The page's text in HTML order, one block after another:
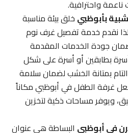
واحترافية.
بأبوظبيخلق بيئة مناسبة
نقدم خدمة تفصيل غرف نوم
جودة الخدمات المقدمة
بطابقين أو أسرة على شكل
بمتانة الخشب لضمان سلامة
غرفة الطفل في أبوظبي مكاناً
ويوفر مساحات ذكية لتخزين
في أبوظبيالبساطة هي عنوان